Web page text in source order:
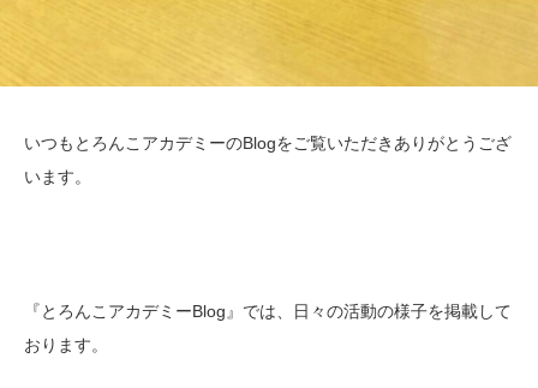
いつもとろんこアカデミーのBlogをご覧いただきありがとうござ
います。
『とろんこアカデミーBlog』では、日々の活動の様子を掲載して
おります。